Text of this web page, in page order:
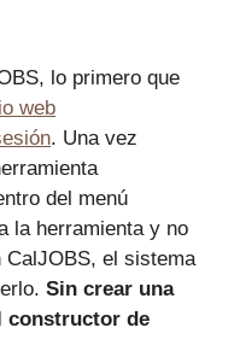
lo primero que
web
. Una vez
del menú
la herramienta y no
CalJOBS, el sistema
Sin crear una
constructor de